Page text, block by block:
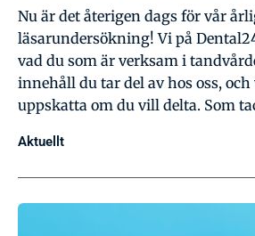
Nu är det återigen dags för vår
läsarundersökning! Vi på
vad du som är verksam i
innehåll du tar del av hos oss,
uppskatta om du vill delta. Som
Aktuellt